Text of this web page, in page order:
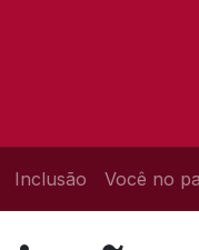
Inclusão Você no